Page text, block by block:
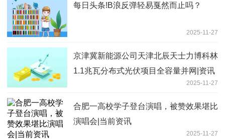
每日头条!B浪反弹轻易戛然而止吗？
2025-11-27
京津冀新能源公司天津北辰天士力博科林
1.1兆瓦分布式光伏项目全容量并网|资讯
2025-11-27
合肥一高校学子登台演唱，被赞效果堪比
演唱会|当前资讯
2025-11-27